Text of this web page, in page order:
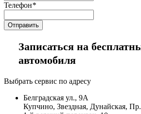
Телефон*
Записаться на
автомобиля
Выбрать сервис по адресу
Белградская ул., 9А
Купчино, Звездная, Дунайская,